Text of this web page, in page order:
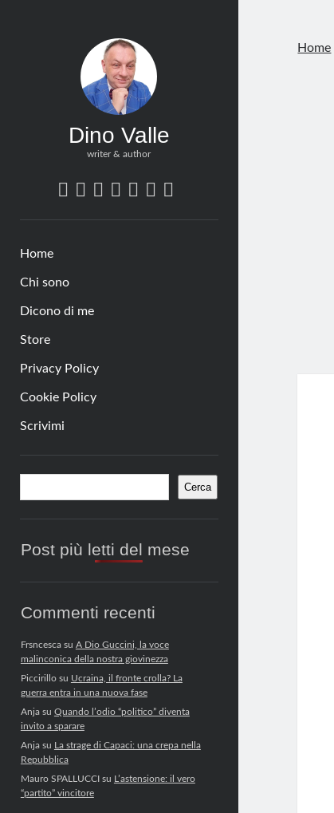
Dino Valle
writer & author
twitter
bluesky
facebook
linkedin
pinterest
amazon
Home
Chi sono
Dicono di me
Store
Privacy Policy
Cookie Policy
Scrivimi
Barra
laterale
Cerca
Post più letti del mese
Commenti recenti
Frsncescasu A Dio Guccini, la voce
malinconica della nostra giovinezza
Piccirillosu Ucraina, il fronte crolla? La
guerra entra in una nuova fase
Anjasu Quando l’odio “politico” diventa
invito a sparare
Anjasu La strage di Capaci: una crepa nella
Repubblica
Mauro SPALLUCCI su L’astensione: il vero
“partito” vincitore
Home